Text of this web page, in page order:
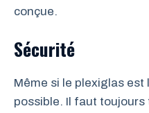
conçue.
Sécurité
Même si le plexiglas
possible. Il faut toujours